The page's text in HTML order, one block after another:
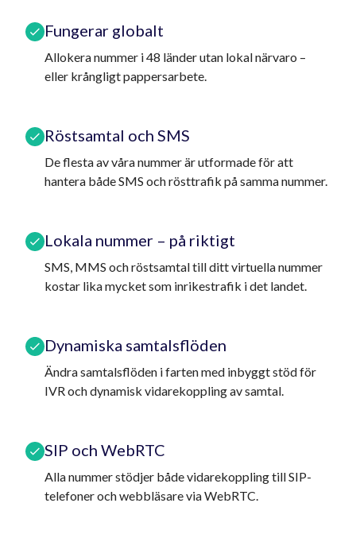
Fungerar globalt
Allokera nummer i 48 länder utan lokal närvaro –
eller krångligt pappersarbete.
Röstsamtal och SMS
De flesta av våra nummer är utformade för att
hantera både SMS och rösttrafik på samma nummer.
Lokala nummer – på riktigt
SMS, MMS och röstsamtal till ditt virtuella nummer
kostar lika mycket som inrikestrafik i det landet.
Dynamiska samtalsflöden
Ändra samtalsflöden i farten med inbyggt stöd för
IVR och dynamisk vidarekoppling av samtal.
SIP och WebRTC
Alla nummer stödjer både vidarekoppling till SIP-
telefoner och webbläsare via WebRTC.